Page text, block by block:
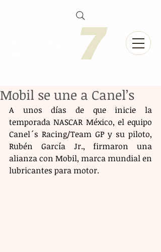
Mobil se une a Canel’s
A unos días de que inicie la
temporada NASCAR México, el equipo
Canel´s Racing/Team GP y su piloto,
Rubén García Jr., firmaron una
alianza con Mobil, marca mundial en
lubricantes para motor.